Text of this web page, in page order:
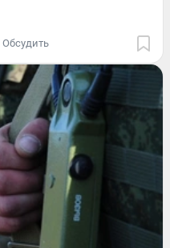
Обсудить